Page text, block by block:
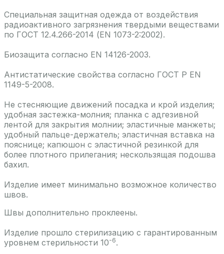
Специальная защитная одежда от воздействия
радиоактивного загрязнения твердыми веществами
по ГОСТ 12.4.266-2014 (EN 1073-2:2002).
Биозащита согласно EN 14126-2003.
Антистатические свойства согласно ГОСТ Р EN
1149-5-2008.
Не стесняющие движений посадка и крой изделия;
удобная застежка-молния; планка с адгезивной
лентой для закрытия молнии; эластичные манжеты;
удобный пальце-держатель; эластичная вставка на
пояснице; капюшон с эластичной резинкой для
более плотного прилегания; нескользящая подошва
бахил.
Изделие имеет минимально возможное количество
швов.
Швы дополнительно проклеены.
Изделие прошло стерилизацию с гарантированным
уровнем стерильности 10-6.